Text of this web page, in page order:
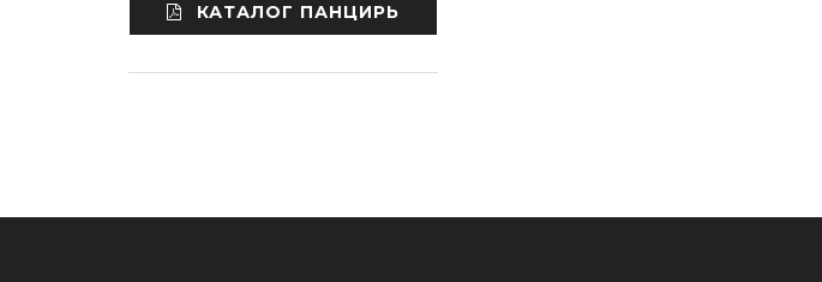
КАТАЛОГ ПАНЦИРЬ